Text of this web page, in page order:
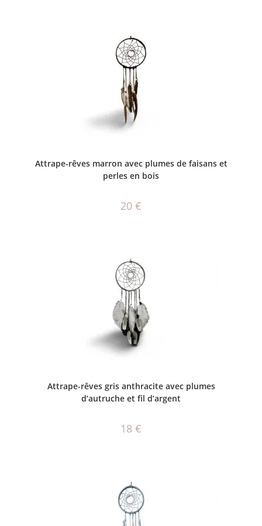
Attrape-rêves marron avec plumes de faisans et
perles en bois
20 €
Attrape-rêves gris anthracite avec plumes
d’autruche et fil d’argent
18 €